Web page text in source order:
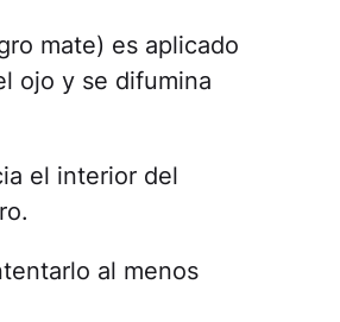
mate) es aplicado
ojo y se difumina
el interior del
al menos